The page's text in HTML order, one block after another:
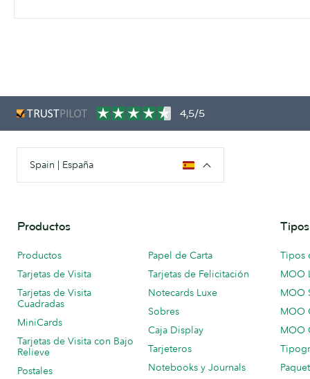
4,5/5
Spain | España
Productos
Productos
Tarjetas de Visita
Tarjetas de Visita
Cuadradas
MiniCards
Tarjetas de Visita con Bajo
Relieve
Postales
Papel de Carta
Tarjetas de Felicitación
Notecards Luxe
Sobres
Caja Display
Tarjeteros
Notebooks y Journals
Tipos
MOO
MOO
MOO
MOO